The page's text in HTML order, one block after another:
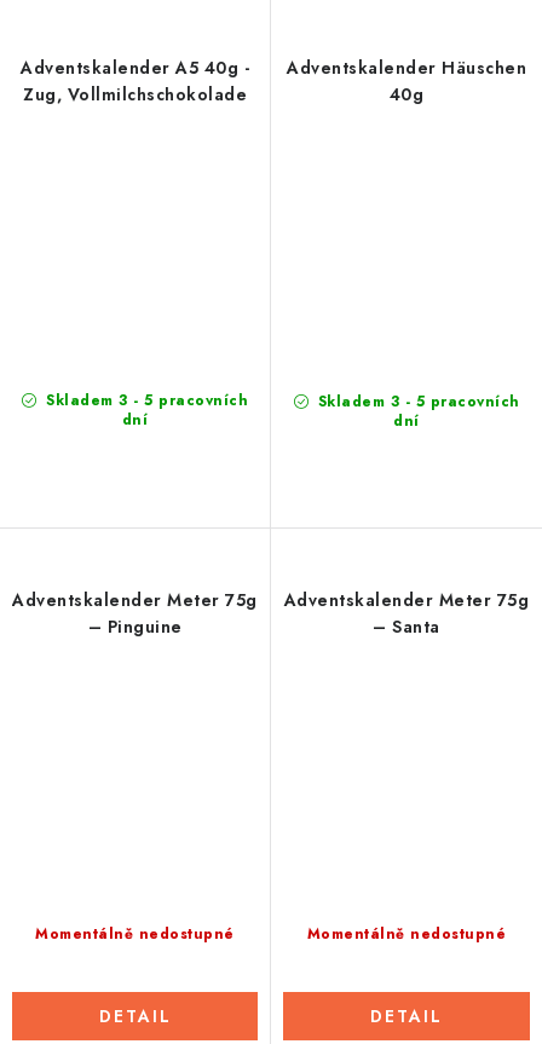
Adventskalender A5 40g -
Zug, Vollmilchschokolade
Skladem 3 - 5 pracovních
dní
Adventskalender Häuschen
40g
Skladem 3 - 5 pracovních
dní
Adventskalender Meter 75g
– Pinguine
Momentálně nedostupné
DETAIL
Adventskalender Meter 75g
– Santa
Momentálně nedostupné
DETAIL